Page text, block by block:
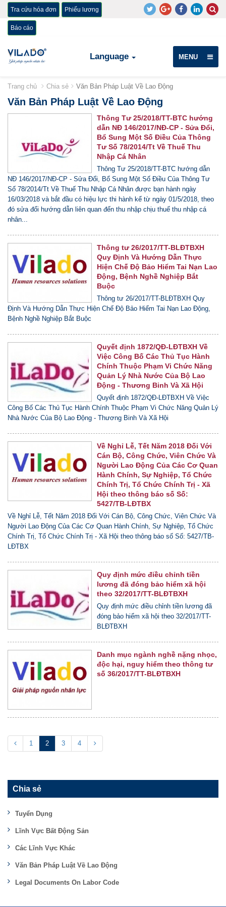
Tra cứu hóa đơn Phiếu lương
Báo cáo
Language MENU
Trang chủ Chia sẻ Văn Bản Pháp Luật Về Lao Động
Văn Bản Pháp Luật Về Lao Động
Thông Tư 25/2018/TT-BTC hướng
dẫn NĐ 146/2017/NĐ-CP - Sửa Đổi,
Bổ Sung Một Số Điều Của Thông
Tư Số 78/2014/Tt Về Thuế Thu
Nhập Cá Nhân
Thông Tư 25/2018/TT-BTC hướng dẫn
NĐ 146/2017/NĐ-CP - Sửa Đổi, Bổ Sung Một Số Điều Của Thông Tư
Số 78/2014/Tt Về Thuế Thu Nhập Cá Nhân được bạn hành ngày
16/03/2018 và bắt đầu có hiệu lực thi hành kể từ ngày 01/5/2018, theo
đó sửa đổi hướng dẫn liên quan đến thu nhập chịu thuế thu nhập cá
nhân...
Thông tư 26/2017/TT-BLĐTBXH
Quy Định Và Hướng Dẫn Thực
Hiện Chế Độ Bảo Hiểm Tai Nạn Lao
Động, Bệnh Nghề Nghiệp Bắt
Buộc
Thông tư 26/2017/TT-BLĐTBXH Quy
Định Và Hướng Dẫn Thực Hiện Chế Độ Bảo Hiểm Tai Nạn Lao Động,
Bệnh Nghề Nghiệp Bắt Buộc
Quyết định 1872/QĐ-LĐTBXH Về
Việc Công Bố Các Thủ Tục Hành
Chính Thuộc Phạm Vi Chức Năng
Quản Lý Nhà Nước Của Bộ Lao
Động - Thương Binh Và Xã Hội
Quyết định 1872/QĐ-LĐTBXH Về Việc
Công Bố Các Thủ Tục Hành Chính Thuộc Phạm Vi Chức Năng Quản Lý
Nhà Nước Của Bộ Lao Động - Thương Binh Và Xã Hội
Về Nghỉ Lễ, Tết Năm 2018 Đối Với
Cán Bộ, Công Chức, Viên Chức Và
Người Lao Động Của Các Cơ Quan
Hành Chính, Sự Nghiệp, Tổ Chức
Chính Trị, Tổ Chức Chính Trị - Xã
Hội theo thông báo số Số:
5427/TB-LĐTBX
Về Nghỉ Lễ, Tết Năm 2018 Đối Với Cán Bộ, Công Chức, Viên Chức Và
Người Lao Động Của Các Cơ Quan Hành Chính, Sự Nghiệp, Tổ Chức
Chính Trị, Tổ Chức Chính Trị - Xã Hội theo thông báo số Số: 5427/TB-
LĐTBX
Quy định mức điều chỉnh tiền
lương đã đóng bảo hiểm xã hội
theo 32/2017/TT-BLĐTBXH
Quy định mức điều chỉnh tiền lương đã
đóng bảo hiểm xã hội theo 32/2017/TT-
BLĐTBXH
Danh mục ngành nghề nặng nhọc,
độc hại, nguy hiểm theo thông tư
số 36/2017/TT-BLĐTBXH
1 2 3 4
Chia sẻ
Tuyển Dụng
Lĩnh Vực Bất Động Sản
Các Lĩnh Vực Khác
Văn Bản Pháp Luật Về Lao Động
Legal Documents On Labor Code